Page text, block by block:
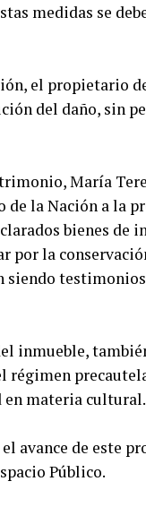
medidas se
el propietario
del daño, sin
María
la Nación a la
bienes de
por la
siendo
inmueble,
régimen
en materia cultural.
avance de este
Público.